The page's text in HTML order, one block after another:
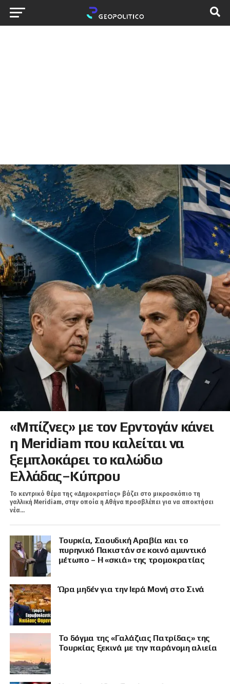
«Μπίζνες» με τον Ερντογάν κάνει
η Meridiam που καλείται να
ξεμπλοκάρει το καλώδιο
Ελλάδας–Κύπρου
Το κεντρικό θέμα της «Δημοκρατίας» βάζει στο μικροσκόπιο τη
γαλλική Meridiam, στην οποία η Αθήνα προσβλέπει για να αποκτήσει
νέα...
Τουρκία, Σαουδική Αραβία και το
πυρηνικό Πακιστάν σε κοινό αμυντικό
μέτωπο – Η «σκιά» της τρομοκρατίας
Ώρα μηδέν για την Ιερά Μονή στο Σινά
Το δόγμα της «Γαλάζιας Πατρίδας» της
Τουρκίας ξεκινά με την παράνομη αλιεία